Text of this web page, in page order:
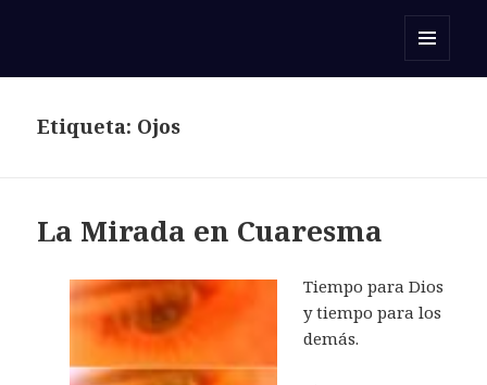
Etiqueta: Ojos
La Mirada en Cuaresma
Tiempo para Dios
y tiempo para los
demás.